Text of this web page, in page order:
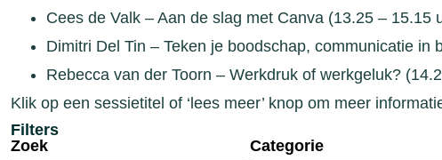
Cees de Valk – Aan de slag met Canva (13.25 – 15.15
Dimitri Del Tin – Teken je boodschap, communicatie in
Rebecca van der Toorn – Werkdruk of werkgeluk?
Klik op een sessietitel of ‘lees meer’ knop om meer
Filters
Zoek
Categorie
4